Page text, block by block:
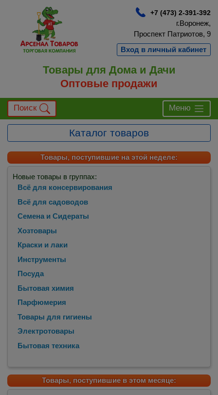
+7 (473) 2-391-392
г.Воронеж,
Проспект Патриотов, 9
Вход в личный кабинет
Товары для Дома и Дачи
Оптовые продажи
Поиск Меню
Каталог товаров
Товары, поступившие на этой неделе:
Новые товары в группах:
Всё для консервирования
Всё для садоводов
Семена и Сидераты
Хозтовары
Краски и лаки
Инструменты
Посуда
Бытовая химия
Парфюмерия
Товары для гигиены
Электротовары
Бытовая техника
Товары, поступившие в этом месяце: